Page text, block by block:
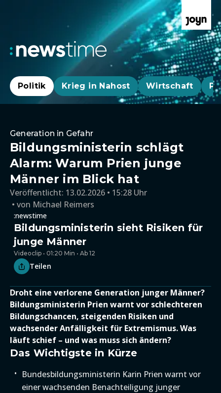
Politik Krieg in Nahost Wirtschaft
Generation in Gefahr
Bildungsministerin schlägt
Alarm: Warum Prien junge
Männer im Blick hat
Veröffentlicht: 13.02.2026 • 15:28 Uhr
von Michael Reimers
:newstime
Bildungsministerin sieht Risiken für
junge Männer
Videoclip • 01:20 Min • Ab 12
Teilen
Droht eine verlorene Generation junger Männer?
Bildungsministerin Prien warnt vor schlechteren
Bildungschancen, steigenden Risiken und
wachsender Anfälligkeit für Extremismus. Was
läuft schief – und was muss sich ändern?
Das Wichtigste in Kürze
Bundesbildungsministerin Karin Prien warnt vor
einer wachsenden Benachteiligung junger